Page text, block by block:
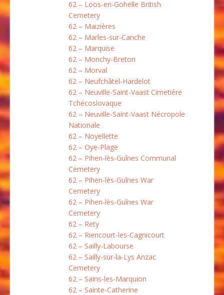
62 – Loos-en-Gohelle British
Cemetery
62 – Maizières
62 – Marles-sur-Canche
62 – Marquise
62 – Monchy-Breton
62 – Morval
62 – Neufchâtel-Hardelot
62 – Neuville-Saint-Vaast Cimetière
Tchécoslovaque
62 – Neuville-Saint-Vaast Nécropole
Nationale
62 – Noyellette
62 – Oye-Plage
62 – Pihen-lès-Guînes Communal
Cemetery
62 – Pihen-lès-Guînes War
Cemetery
62 – Pihen-lès-Guînes War
Cemetery
62 – Rety
62 – Riencourt-les-Cagnicourt
62 – Sailly-Labourse
62 – Sailly-sur-la-Lys Anzac
Cemetery
62 – Sains-les-Marquion
62 – Sainte-Catherine